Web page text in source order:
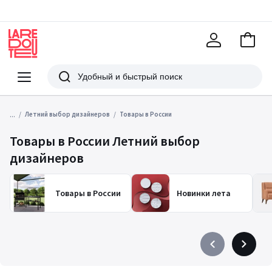
Меню
Redoute
Поиск
В
... Летний выбор дизайнеров Товары в России
Товары в России Летний выбор
дизайнеров
Товары в России Новинки лета
PrécédentSuivant